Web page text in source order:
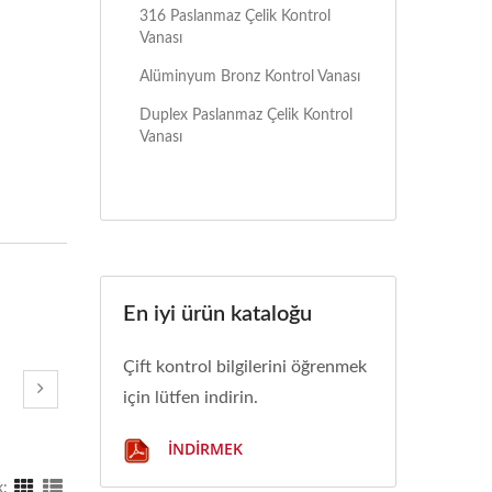
316 Paslanmaz Çelik Kontrol
Vanası
Alüminyum Bronz Kontrol Vanası
Duplex Paslanmaz Çelik Kontrol
Vanası
En iyi ürün kataloğu
Çift kontrol bilgilerini öğrenmek
için lütfen indirin.
İNDIRMEK